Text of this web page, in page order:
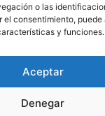
o las
el consentimiento,
y funciones.
Aceptar
Denegar
Madrid
+34 913527728
+34 669 83 48 45